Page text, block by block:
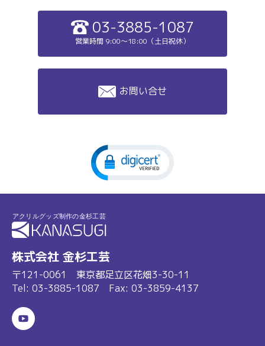
03-3885-1087
営業時間 9:00～18:00（土日祝休）
お問い合せ
株式会社 金杉工芸
〒121-0061 東京都足立区花畑3-30-11
Tel: 03-3885-1087 Fax: 03-3859-4137